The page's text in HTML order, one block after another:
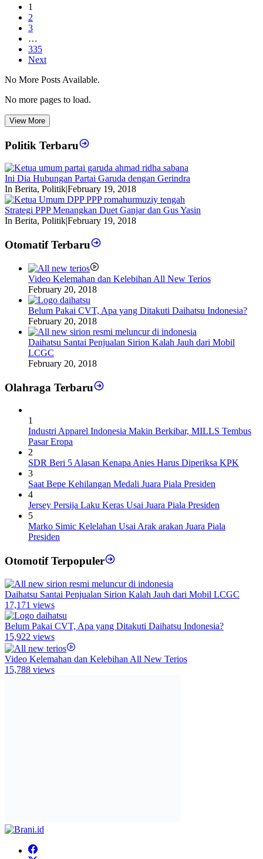
1
2
3
…
335
Next
No More Posts Available.
No more pages to load.
View More
Politik Terbaru
Ini Dia Hubungan Partai Garuda dengan Gerindra
In Berita, Politik|February 19, 2018
Strategi PPP Menangkan Duet Ganjar dan Gus Yasin
In Berita, Politik|February 19, 2018
Otomatif Terbaru
Video Kelemahan dan Kelebihan All New Terios
February 20, 2018
Belum Pakai CVT, Apa yang Ditakuti Daihatsu Indonesia?
February 20, 2018
Daihatsu Santai Penjualan Sirion Kalah Jauh dari Mobil
LCGC
February 20, 2018
Olahraga Terbaru
1
Industri Apparel Indonesia Makin Berkibar, MILLS Tembus
Pasar Eropa
2
SDR Beri 5 Alasan Kenapa Anies Harus Diperiksa KPK
3
Saat Bepe Kehilangan Medali Juara Piala Presiden
4
Jersey Persija Laku Keras Usai Juara Piala Presiden
5
Marko Simic Kelelahan Usai Arak arakan Juara Piala
Presiden
Otomotif Terpopuler
Daihatsu Santai Penjualan Sirion Kalah Jauh dari Mobil LCGC
17,171 views
Belum Pakai CVT, Apa yang Ditakuti Daihatsu Indonesia?
15,922 views
Video Kelemahan dan Kelebihan All New Terios
15,788 views